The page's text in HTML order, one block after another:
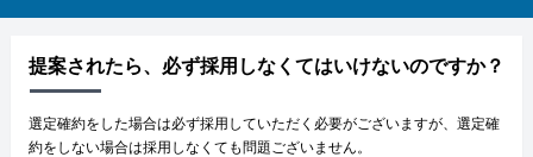
提案されたら、必ず採用しなくてはいけないのですか？
選定確約をした場合は必ず採用していただく必要がございますが、選定確
約をしない場合は採用しなくても問題ございません。